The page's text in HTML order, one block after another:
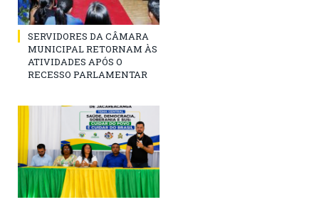
SERVIDORES DA CÂMARA
MUNICIPAL RETORNAM ÀS
ATIVIDADES APÓS O
RECESSO PARLAMENTAR